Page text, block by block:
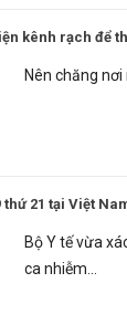
kênh rạch để
Nên chăng nơi
21 tại Việt
Bộ Y tế vừa
ca nhiễm...